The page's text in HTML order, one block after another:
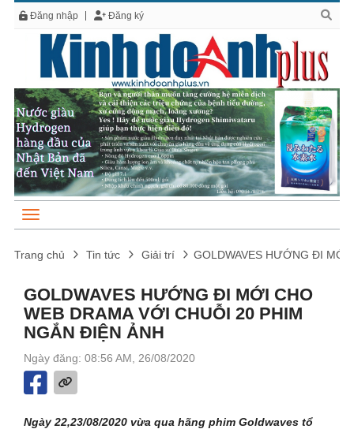
Đăng nhập Đăng ký
Trang chủ Tin tức Giải trí GOLDWAVES HƯỚNG ĐI MỚI
GOLDWAVES HƯỚNG ĐI MỚI CHO
WEB DRAMA VỚI CHUỖI 20 PHIM
NGẮN ĐIỆN ẢNH
Ngày đăng: 08:56 AM, 26/08/2020
Ngày 22,23/08/2020 vừa qua hãng phim Goldwaves tổ